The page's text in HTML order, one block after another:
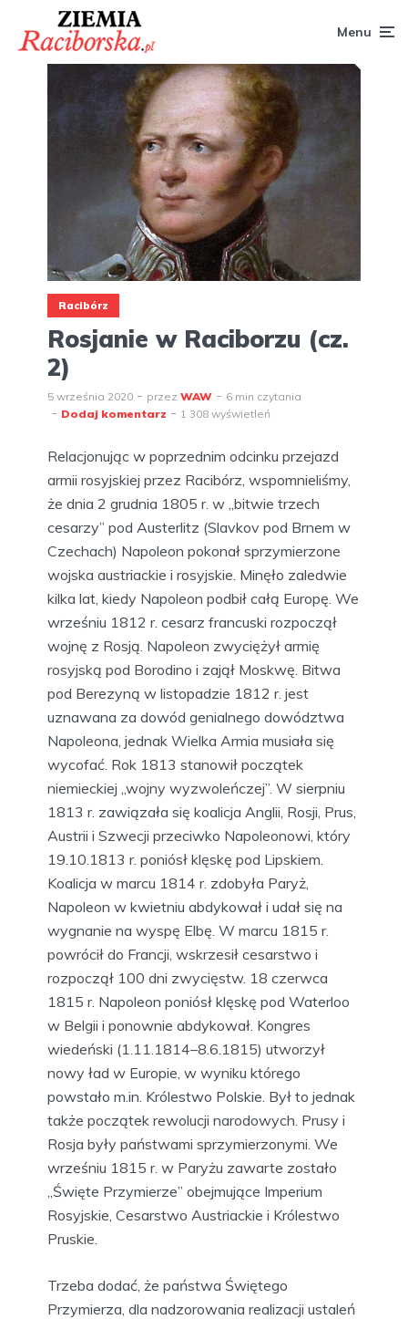
Menu
Racibórz
Rosjanie w Raciborzu (cz.
2)
5 września 2020 przez WAW
6 min czytania
Dodaj komentarz
1 308 wyświetleń
Relacjonując w poprzednim odcinku przejazd
armii rosyjskiej przez Racibórz, wspomnieliśmy,
że dnia 2 grudnia 1805 r. w „bitwie trzech
cesarzy” pod Austerlitz (Slavkov pod Brnem w
Czechach) Napoleon pokonał sprzymierzone
wojska austriackie i rosyjskie. Minęło zaledwie
kilka lat, kiedy Napoleon podbił całą Europę. We
wrześniu 1812 r. cesarz francuski rozpoczął
wojnę z Rosją. Napoleon zwyciężył armię
rosyjską pod Borodino i zajął Moskwę. Bitwa
pod Berezyną w listopadzie 1812 r. jest
uznawana za dowód genialnego dowództwa
Napoleona, jednak Wielka Armia musiała się
wycofać. Rok 1813 stanowił początek
niemieckiej „wojny wyzwoleńczej”. W sierpniu
1813 r. zawiązała się koalicja Anglii, Rosji, Prus,
Austrii i Szwecji przeciwko Napoleonowi, który
19.10.1813 r. poniósł klęskę pod Lipskiem.
Koalicja w marcu 1814 r. zdobyła Paryż,
Napoleon w kwietniu abdykował i udał się na
wygnanie na wyspę Elbę. W marcu 1815 r.
powrócił do Francji, wskrzesił cesarstwo i
rozpoczął 100 dni zwycięstw. 18 czerwca
1815 r. Napoleon poniósł klęskę pod Waterloo
w Belgii i ponownie abdykował. Kongres
wiedeński (1.11.1814–8.6.1815) utworzył
nowy ład w Europie, w wyniku którego
powstało m.in. Królestwo Polskie. Był to jednak
także początek rewolucji narodowych. Prusy i
Rosja były państwami sprzymierzonymi. We
wrześniu 1815 r. w Paryżu zawarte zostało
„Święte Przymierze” obejmujące Imperium
Rosyjskie, Cesarstwo Austriackie i Królestwo
Pruskie.
Trzeba dodać, że państwa Świętego
Przymierza, dla nadzorowania realizacji ustaleń